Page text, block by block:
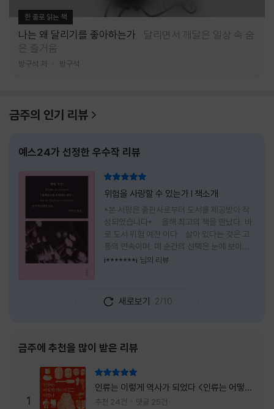
한 줄로 읽는 책
나는 왜 달리기를 좋아하는가
달리면서 깨달은 일상 속 숨
은 즐거움
방구석 저 방구석
금주의 인기 리뷰
예스24가 선정한 우수작 리뷰
위험을 사랑할 수 있는가 l 책소개
*본 서평은 출판사로부터 도서를 제공받아 작
성되었습니다* 올해 최고의 책을 만났다. 바
로 도서 위험 예찬 이다. 살아 있다는 것은 고
통의 연속이며, 매 순간의 선택은 눈에 보이지
않는 위험을 감수해야 한다는 것을 의미한다.
도전하고 미지의 세계로 발을 내딛기란 결코 쉬
운 일이 아니다. 그러나 이 책을 읽다 보면 그 마
내가 진실로 원했던 방향을 향해 움직이고 있을
지도 모른다. 위험은 두려움의 대상이 아니라,
내가 진짜 원하는 삶으로 향하는 문 앞에 늘 함
께 서 있기 때문이다. 이 책은 프랑스의 철학
자이자 정신분석가인 안 뒤푸르망
i*******i 님의 리뷰
새로보기 2/10
금주에 추천을 많이 받은 리뷰
1
인류는 이렇게 역사가 되었다 <인류는 어떻게
역사가 되었나>
추천 24건 댓글 25건